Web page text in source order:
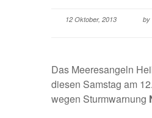
12 Oktober, 2013
by
Das Meeresangeln
diesen Samstag am
wegen Sturmwarnung